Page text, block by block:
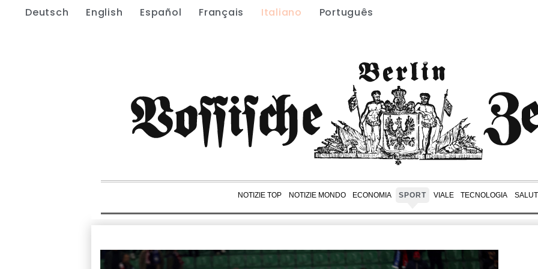
Deutsch English Español Français Italiano Português
NOTIZIE TOP NOTIZIE MONDO ECONOMIA SPORT VIALE TECNOLOGIA